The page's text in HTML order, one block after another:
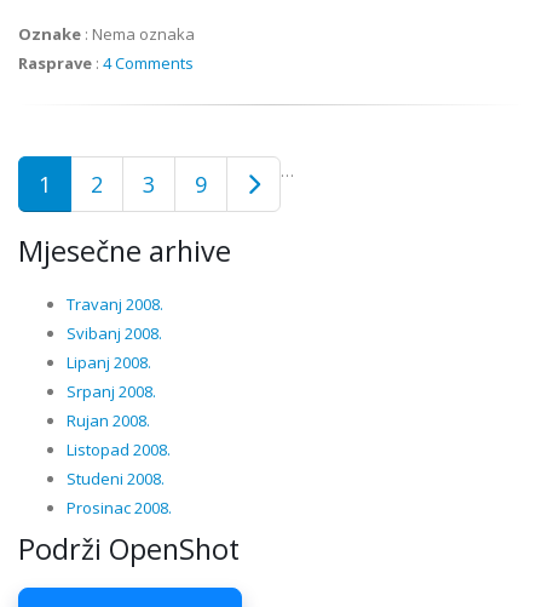
Oznake : Nema oznaka
Rasprave : 4 Comments
1 2 3 …
9
Mjesečne arhive
Travanj 2008.
Svibanj 2008.
Lipanj 2008.
Srpanj 2008.
Rujan 2008.
Listopad 2008.
Studeni 2008.
Prosinac 2008.
Podrži OpenShot